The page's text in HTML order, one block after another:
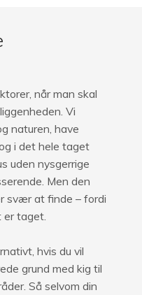
når man skal
Vi
naturen, have
i det hele taget
uden nysgerrige
Men den
svær at finde – fordi
taget.
hvis du vil
grund med kig til
Så selvom din